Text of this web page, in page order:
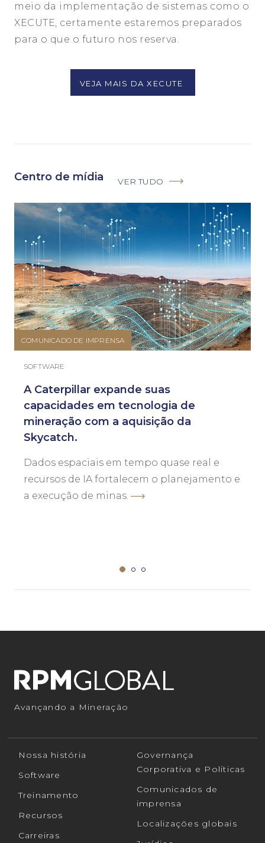
meio da implementação de sistemas como o
XECUTE, certamente estaremos preparados
para o que o futuro nos reserva.
VEJA MAIS DA XECUTE
Centro de mídia VER TUDO
COMUNICADO DE IMPRENSA
SOFTWARE
A Caterpillar expande suas
capacidades em tecnologia de
mineração com a aquisição da
Skycatch.
Dados espaciais em tempo quase real e
recursos de IA fortalecem o planejamento e
a execução de minas.
Avançando a Mineração
Nossa história
Software
Treinamento
Recursos
Carreiras
Governança
Corporativa e Políticas
Comunicados de
imprensa
Localizações globais